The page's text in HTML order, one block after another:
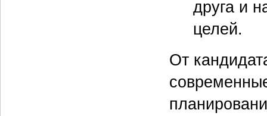
друга и
целей.
От